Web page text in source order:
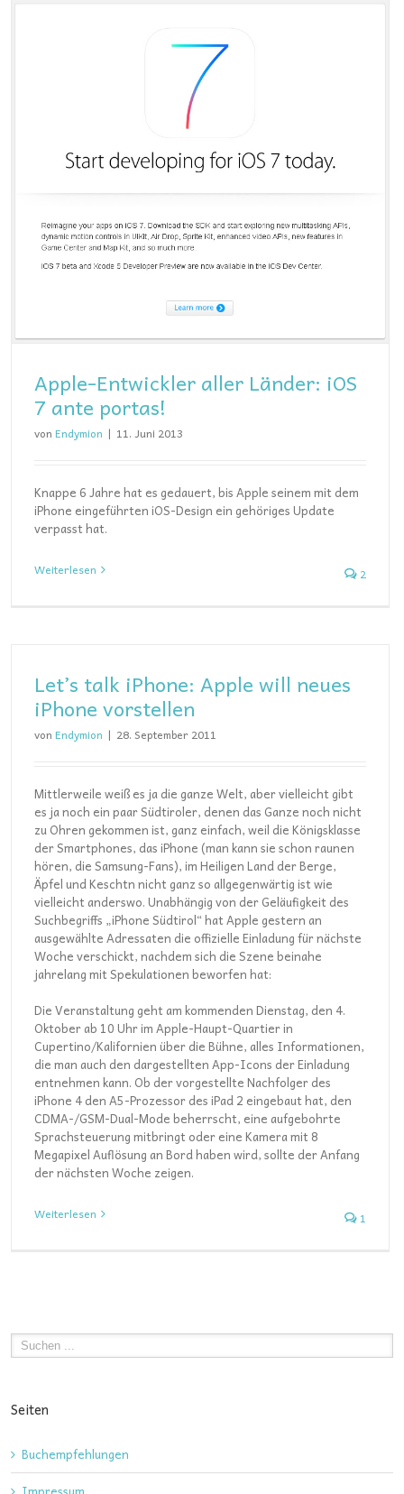
Apple-Entwickler aller Länder: iOS
7 ante portas!
von Endymion | 11. Juni 2013
Knappe 6 Jahre hat es gedauert, bis Apple seinem mit dem
iPhone eingeführten iOS-Design ein gehöriges Update
verpasst hat.
Weiterlesen 2
Let’s talk iPhone: Apple will neues
iPhone vorstellen
von Endymion | 28. September 2011
Mittlerweile weiß es ja die ganze Welt, aber vielleicht gibt
es ja noch ein paar Südtiroler, denen das Ganze noch nicht
zu Ohren gekommen ist, ganz einfach, weil die Königsklasse
der Smartphones, das iPhone (man kann sie schon raunen
hören, die Samsung-Fans), im Heiligen Land der Berge,
Äpfel und Keschtn nicht ganz so allgegenwärtig ist wie
vielleicht anderswo. Unabhängig von der Geläufigkeit des
Suchbegriffs „iPhone Südtirol“ hat Apple gestern an
ausgewählte Adressaten die offizielle Einladung für nächste
Woche verschickt, nachdem sich die Szene beinahe
jahrelang mit Spekulationen beworfen hat:
Die Veranstaltung geht am kommenden Dienstag, den 4.
Oktober ab 10 Uhr im Apple-Haupt-Quartier in
Cupertino/Kalifornien über die Bühne, alles Informationen,
die man auch den dargestellten App-Icons der Einladung
entnehmen kann. Ob der vorgestellte Nachfolger des
iPhone 4 den A5-Prozessor des iPad 2 eingebaut hat, den
CDMA-/GSM-Dual-Mode beherrscht, eine aufgebohrte
Sprachsteuerung mitbringt oder eine Kamera mit 8
Megapixel Auflösung an Bord haben wird, sollte der Anfang
der nächsten Woche zeigen.
Weiterlesen 1
Seiten
Buchempfehlungen